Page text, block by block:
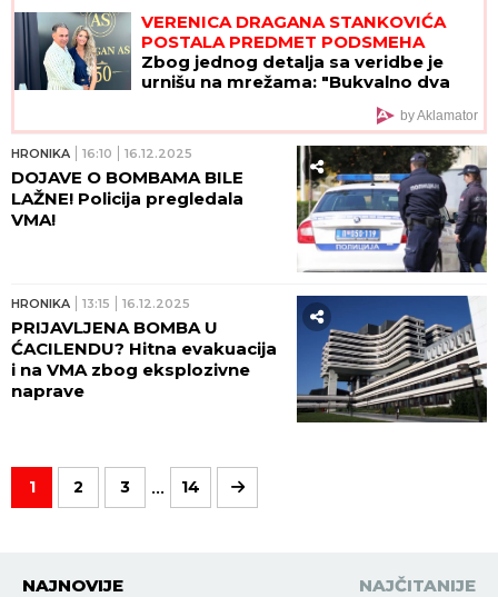
VERENICA DRAGANA STANKOVIĆA
POSTALA PREDMET PODSMEHA
Zbog jednog detalja sa veridbe je
urnišu na mrežama: "Bukvalno dva
by Aklamator
HRONIKA 16:10 16.12.2025
DOJAVE O BOMBAMA BILE
LAŽNE! Policija pregledala
VMA!
HRONIKA 13:15 16.12.2025
PRIJAVLJENA BOMBA U
ĆACILENDU? Hitna evakuacija
i na VMA zbog eksplozivne
naprave
1 2 3 ... 14
NAJNOVIJE NAJČITANIJE